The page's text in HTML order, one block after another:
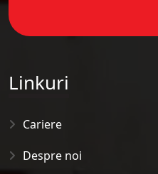
Linkuri
Cariere
Despre noi